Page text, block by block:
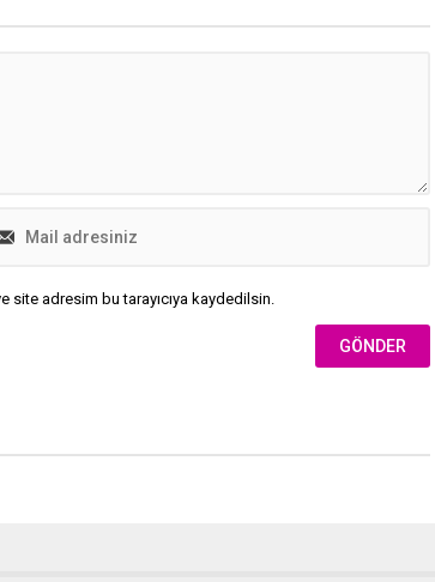
site adresim bu tarayıcıya kaydedilsin.